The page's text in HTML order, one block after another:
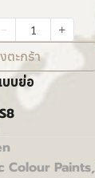
ตะกร้า
บบย่อ
Colour Paints,